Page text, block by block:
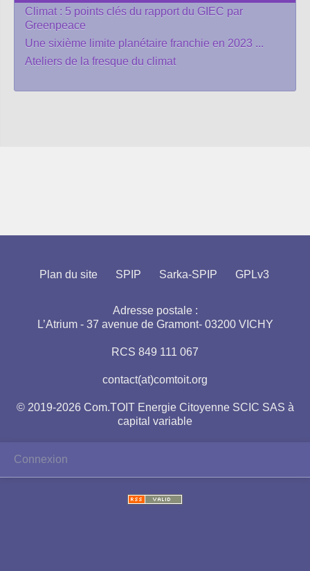
Climat : 5 points clés du rapport du GIEC par
Greenpeace
Une sixième limite planétaire franchie en 2023 ...
Ateliers de la fresque du climat
Plan du site SPIP Sarka-SPIP GPLv3
Adresse postale :
L’Atrium - 37 avenue de Gramont- 03200 VICHY
RCS 849 111 067
contact(at)comtoit.org
© 2019-2026 Com.TOIT Energie Citoyenne SCIC SAS à
capital variable
Connexion